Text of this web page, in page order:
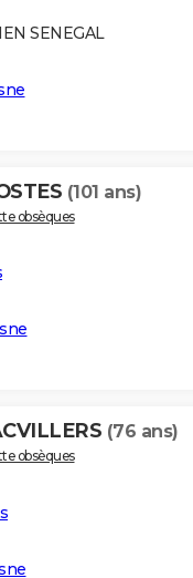
SENEGAL
(101 ans)
obsèques
(76 ans)
obsèques